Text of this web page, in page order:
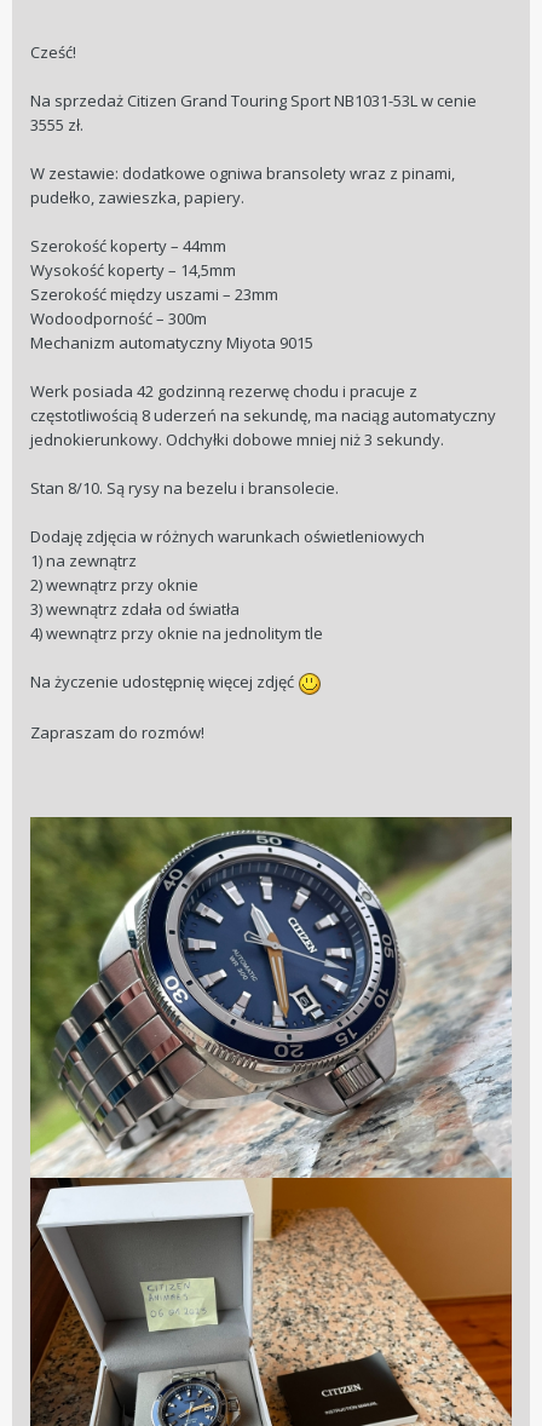
Cześć!
Na sprzedaż Citizen Grand Touring Sport NB1031-53L w cenie
3555 zł.
W zestawie: dodatkowe ogniwa bransolety wraz z pinami,
pudełko, zawieszka, papiery.
Szerokość koperty – 44mm
Wysokość koperty – 14,5mm
Szerokość między uszami – 23mm
Wodoodporność – 300m
Mechanizm automatyczny Miyota 9015
Werk posiada 42 godzinną rezerwę chodu i pracuje z
częstotliwością 8 uderzeń na sekundę, ma naciąg automatyczny
jednokierunkowy. Odchyłki dobowe mniej niż 3 sekundy.
Stan 8/10. Są rysy na bezelu i bransolecie.
Dodaję zdjęcia w różnych warunkach oświetleniowych
1) na zewnątrz
2) wewnątrz przy oknie
3) wewnątrz zdała od światła
4) wewnątrz przy oknie na jednolitym tle
Na życzenie udostępnię więcej zdjęć
Zapraszam do rozmów!